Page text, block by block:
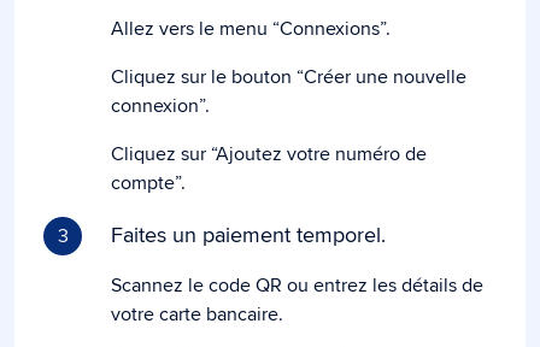
Allez vers le menu “Connexions”.
Cliquez sur le bouton “Créer une nouvelle
connexion”.
Cliquez sur “Ajoutez votre numéro de
compte”.
3
Faites un paiement temporel.
Scannez le code QR ou entrez les détails de
votre carte bancaire.